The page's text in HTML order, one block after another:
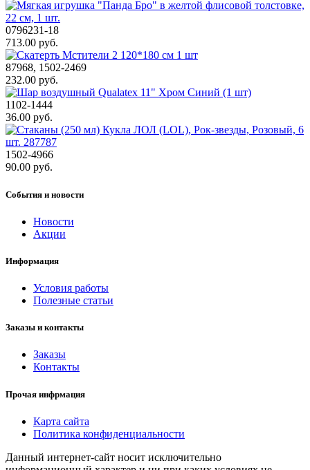
0796231-18
713.00 руб.
87968, 1502-2469
232.00 руб.
1102-1444
36.00 руб.
1502-4966
90.00 руб.
События и новости
Новости
Акции
Информация
Условия работы
Полезные статьи
Заказы и контакты
Заказы
Контакты
Прочая инфрмация
Карта сайта
Политика конфиденциальности
Данный интернет-сайт носит исключительно